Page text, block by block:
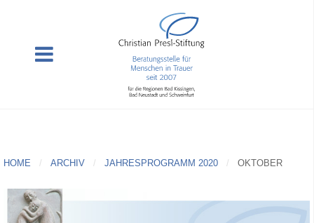
HOME ARCHIV JAHRESPROGRAMM 2020 OKTOBER